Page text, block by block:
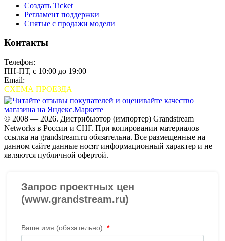
Создать Ticket
Регламент поддержки
Снятые с продажи модели
Контакты
Телефон:
ПН-ПТ, с 10:00 до 19:00
Email:
СХЕМА ПРОЕЗДА
© 2008 — 2026. Дистрибьютор (импортер) Grandstream
Networks в России и СНГ. При копировании материалов
ссылка на grandstream.ru обязательна. Все размещенные на
данном сайте данные носят информационный характер и не
являются публичной офертой.